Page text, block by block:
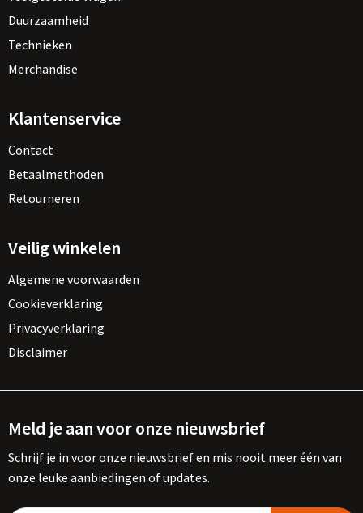
Duurzaamheid
Technieken
Merchandise
Klantenservice
Contact
Betaalmethoden
Retourneren
Veilig winkelen
Algemene voorwaarden
Cookieverklaring
Privacyverklaring
Disclaimer
Meld je aan voor onze nieuwsbrief
Schrijf je in voor onze nieuwsbrief en mis nooit meer één van
onze leuke aanbiedingen of updates.